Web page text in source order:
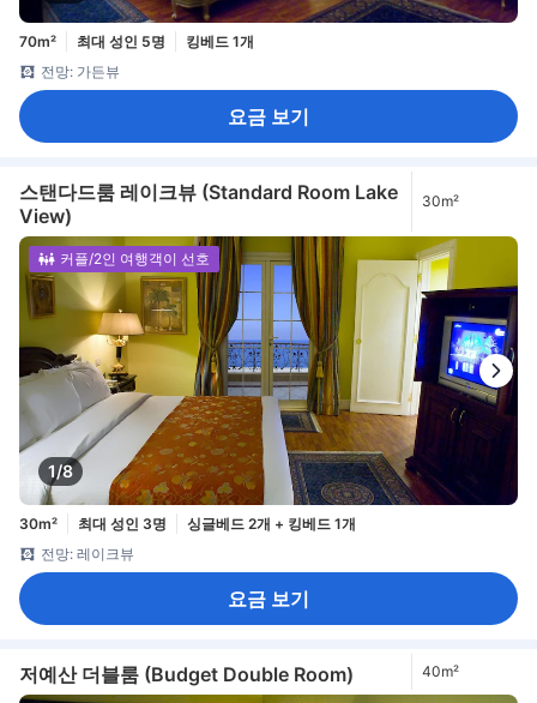
70m² 최대 성인 5명
킹베드 1개
전망: 가든뷰
요금 보기
스탠다드룸 레이크뷰 (Standard Room Lake
View)
30m²
1/8
커플/2인 여행객이 선호
30m² 최대 성인 3명
싱글베드 2개 + 킹베드 1개
전망: 레이크뷰
요금 보기
저예산 더블룸 (Budget Double Room) 40m²